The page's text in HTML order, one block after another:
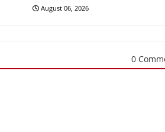
August 06, 2026
0